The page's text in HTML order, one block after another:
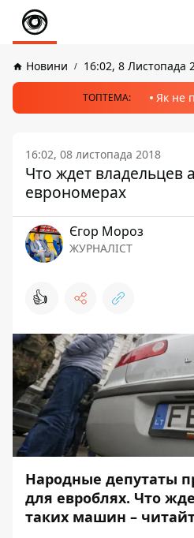
Новини 16:02, 8 Листопада
ТОПТЕМА: Як не
16:02, 08 листопада 2018
Что ждет владельцев
еврономерах
Єгор Мороз
ЖУРНАЛІСТ
👍
Народные депутаты
для евроблях. Что
таких машин –